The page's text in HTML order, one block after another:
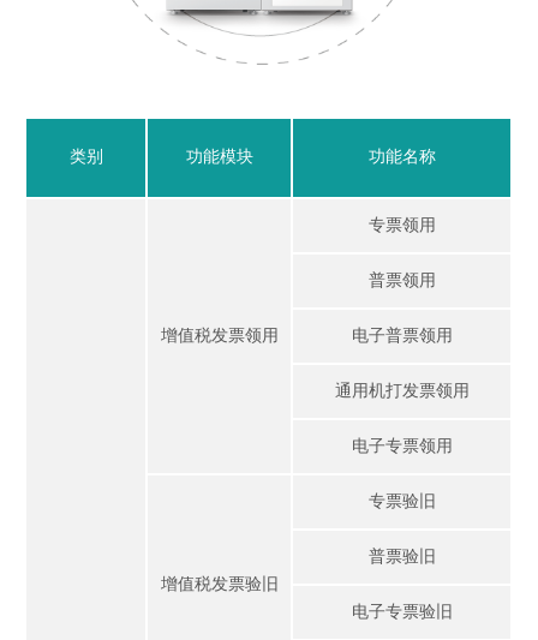
类别 功能模块 功能名称
增值税发票领用
专票领用
普票领用
电子普票领用
通用机打发票领用
电子专票领用
增值税发票验旧
专票验旧
普票验旧
电子专票验旧